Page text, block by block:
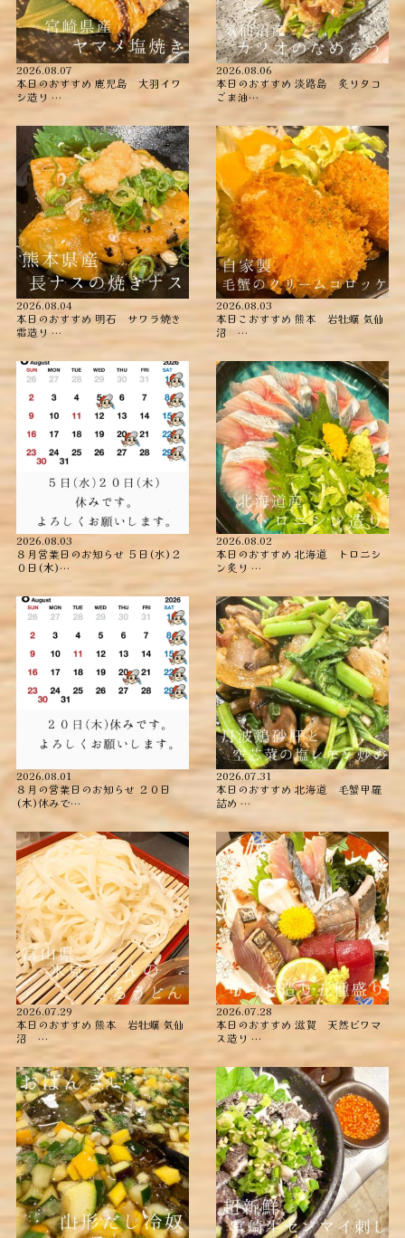
2026.08.07
本日のおすすめ ︎鹿児島 大羽イワ
シ造り …
2026.08.06
本日のおすすめ ︎淡路島 炙りタコ
ごま油…
2026.08.04
本日のおすすめ ︎明石 サワラ焼き
霜造り …
2026.08.03
本日こおすすめ ︎熊本 岩牡蠣 ︎気仙
沼 …
2026.08.03
８月営業日のお知らせ ５日(水)２
０日(木)…
2026.08.02
本日のおすすめ ︎北海道 トロニシ
ン炙り …
2026.08.01
８月の営業日のお知らせ ２０日
(木)休みで…
2026.07.31
本日のおすすめ ︎北海道 毛蟹甲羅
詰め ︎…
2026.07.29
本日のおすすめ ︎熊本 岩牡蠣 ︎気仙
沼 …
2026.07.28
本日のおすすめ ︎滋賀 天然ビワマ
ス造り …